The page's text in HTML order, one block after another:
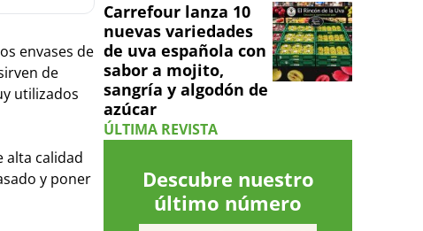
envases de
de
utilizados
alta calidad
y poner
Carrefour lanza 10
nuevas variedades
de uva española con
sabor a mojito,
sangría y algodón de
azúcar
ÚLTIMA REVISTA
Descubre nuestro
último número